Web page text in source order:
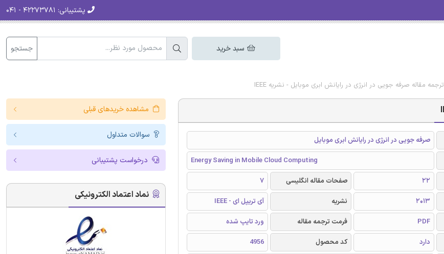
پشتیبانی:
سبد خرید جستجو
ترجمه مقاله صرفه جویی در انرژی در رایانش ابری موبایل - نشریه IEEE
صرفه جویی در انرژی در رایانش ابری موبایل
Energy Saving in Mobile Cloud Computing
22 صفحات مقاله انگلیسی
7
2013 نشریه
آی تریپل ای - IEEE
PDF فرمت ترجمه مقاله
ورد تایپ شده
دارد کد محصول
4956
مشاهده خریدهای قبلی
سوالات متداول
درخواست پشتیبانی
نماد اعتماد الکترونیکی